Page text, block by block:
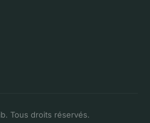
Tous droits réservés.